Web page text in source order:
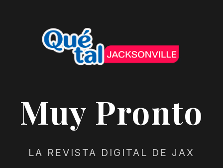
Muy Pronto
LA REVISTA DIGITAL DE JAX